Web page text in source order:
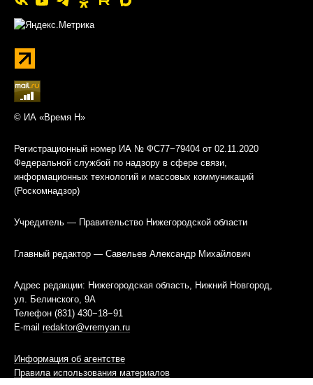
© ИА «Время Н»
Регистрационный номер ИА № ФС77−79404 от 02.11.2020
Федеральной службой по надзору в сфере связи,
информационных технологий и массовых коммуникаций
(Роскомнадзор)
Учредитель — Правительство Нижегородской области
Главный редактор — Савельев Александр Михайлович
Адрес редакции: Нижегородская область, Нижний Новгород,
ул. Белинского, 9А
Телефон (831) 430−18−91
E-mail redaktor@vremyan.ru
Информация об агентстве
Правила использования материалов